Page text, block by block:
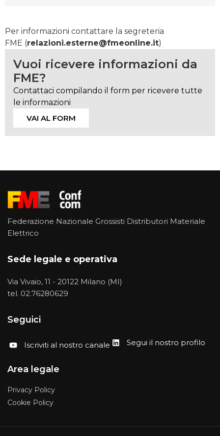
Per informazioni contattare la segreteria
FME (relazioni.esterne@fmeonline.it)
Vuoi ricevere informazioni da
FME?
Contattaci compilando il form per ricevere tutte
le informazioni
VAI AL FORM
Federazione Nazionale Grossisti Distributori Materiale
Elettrico
Sede legale e operativa
Via Vivaio, 11 - 20122 Milano (MI)
tel. 02.76280629
Seguici
Iscriviti al nostro canale Segui il nostro profilo
Area legale
Privacy Policy
Cookie Policy